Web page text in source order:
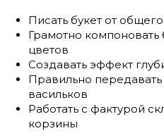
Писать букет от
Грамотно компоновать
цветов
Создавать эффект
Правильно
васильков
Работать с фактурой
корзины